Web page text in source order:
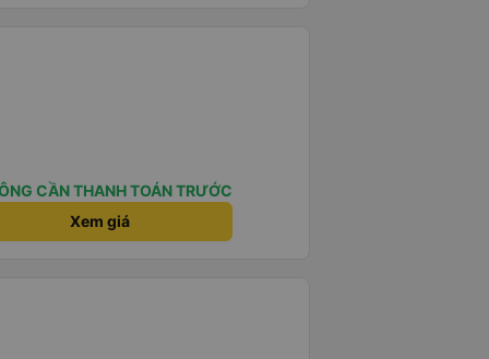
CẦN THANH TOÁN TRƯỚC
Xem giá